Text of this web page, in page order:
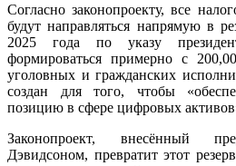
Согласно законопроекту, все
будут направляться напрямую в
2025 года по указу
формироваться примерно с
уголовных и гражданских
создан для того, чтобы
позицию в сфере цифровых
Законопроект, внесённый
Дэвидсоном, превратит этот